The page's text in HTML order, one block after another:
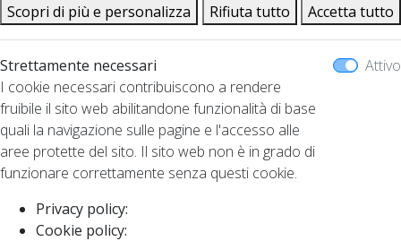
Scopri di più e personalizza
Rifiuta tutto Accetta tutto
Strettamente necessari
I cookie necessari contribuiscono a rendere
fruibile il sito web abilitandone funzionalità di base
quali la navigazione sulle pagine e l'accesso alle
aree protette del sito. Il sito web non è in grado di
funzionare correttamente senza questi cookie.
Privacy policy:
Cookie policy:
Attivo